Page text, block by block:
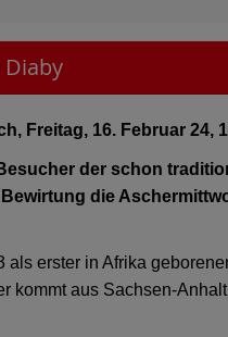
Freitag, 16. Februar 24,
der schon
die
als erster in Afrika
kommt aus Sachsen-